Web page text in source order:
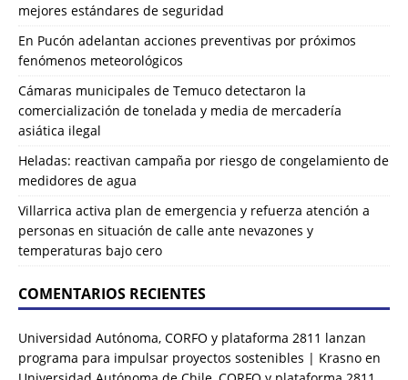
mejores estándares de seguridad
En Pucón adelantan acciones preventivas por próximos
fenómenos meteorológicos
Cámaras municipales de Temuco detectaron la
comercialización de tonelada y media de mercadería
asiática ilegal
Heladas: reactivan campaña por riesgo de congelamiento de
medidores de agua
Villarrica activa plan de emergencia y refuerza atención a
personas en situación de calle ante nevazones y
temperaturas bajo cero
COMENTARIOS RECIENTES
Universidad Autónoma, CORFO y plataforma 2811 lanzan
programa para impulsar proyectos sostenibles | Krasno en